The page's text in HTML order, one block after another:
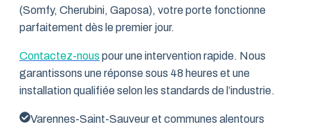
(Somfy, Cherubini, Gaposa), votre porte fonctionne
parfaitement dès le premier jour.
Contactez-nous pour une intervention rapide. Nous
garantissons une réponse sous 48 heures et une
installation qualifiée selon les standards de l’industrie.
Varennes-Saint-Sauveur et communes alentours